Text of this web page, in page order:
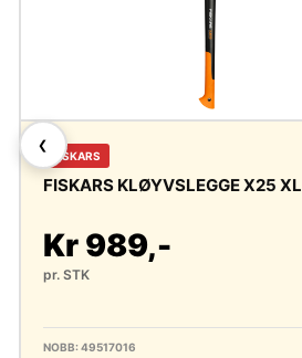
❮
FISKARS
FISKARS KLØYVSLEGGE X25 XL
Kr 989,-
pr. STK
NOBB: 49517016